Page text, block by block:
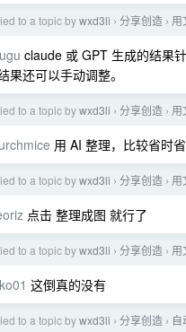
to a topic bywxd3li › 分享创造 › 用
claude 或 GPT 生成的结果
果还可以手动调整。
to a topic bywxd3li › 分享创造 › 用
用 AI 整理，比较省时
to a topic bywxd3li › 分享创造 › 用
点击 整理成图 就行了
to a topic bywxd3li › 分享创造 › 用
这倒真的没有
to a topic bywxd3li › 分享创造 ›